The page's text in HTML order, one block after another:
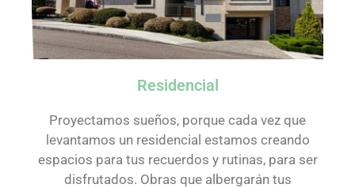
Residencial
Proyectamos sueños, porque cada vez que
levantamos un residencial estamos creando
espacios para tus recuerdos y rutinas, para ser
disfrutados. Obras que albergarán tus